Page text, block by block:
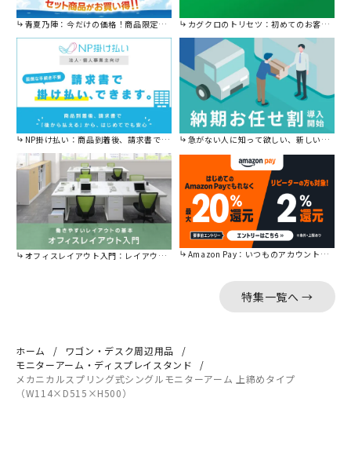
青夏乃陣：今だけの価格！商品限定セール開催中です。 カグクロのトリセツ：初めてのお客様はこちら。
NP掛け払い：商品到着後、請求書で後から払えます。 急がない人に知って欲しい、新しい割引を始めました。
オフィスレイアウト入門：レイアウトの基本をご紹介。 Amazon Pay：いつものアカウントで簡単に決済可能。
特集一覧へ →
ホーム
ワゴン・デスク周辺用品
モニターアーム・ディスプレイスタンド
メカニカルスプリング式シングルモニターアーム 上締めタイプ
（W114×D515×H500）